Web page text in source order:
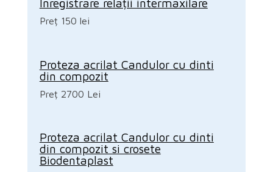
Preț 150 lei
Proteza acrilat Candulor cu dinti
din compozit
Preț 2700 Lei
Proteza acrilat Candulor cu dinti
din compozit si crosete
Biodentaplast